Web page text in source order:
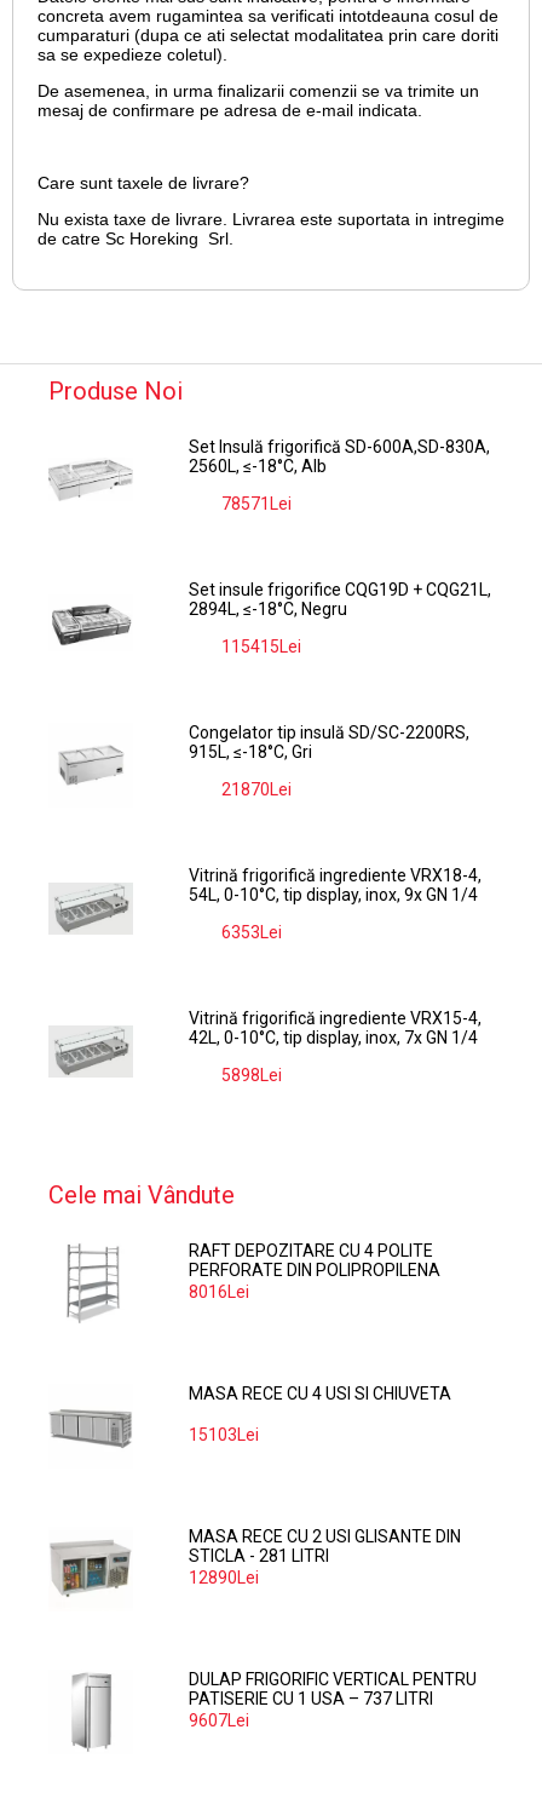
concreta avem rugamintea sa verificati intotdeauna cosul de
cumparaturi (dupa ce ati selectat modalitatea prin care doriti
sa se expedieze coletul).
De asemenea, in urma finalizarii comenzii se va trimite un
mesaj de confirmare pe adresa de e-mail indicata.
Care sunt taxele de livrare?
Nu exista taxe de livrare. Livrarea este suportata in intregime
de catre Sc Horeking Srl.
Produse Noi
Set Insulă frigorifică SD-600A,SD-830A,
2560L, ≤-18°C, Alb
78571Lei
Set insule frigorifice CQG19D + CQG21L,
2894L, ≤-18°C, Negru
115415Lei
Congelator tip insulă SD/SC-2200RS,
915L, ≤-18°C, Gri
21870Lei
Vitrină frigorifică ingrediente VRX18-4,
54L, 0-10°C, tip display, inox, 9x GN 1/4
6353Lei
Vitrină frigorifică ingrediente VRX15-4,
42L, 0-10°C, tip display, inox, 7x GN 1/4
5898Lei
Cele mai Vândute
RAFT DEPOZITARE CU 4 POLITE
PERFORATE DIN POLIPROPILENA
374*60 CM
8016Lei
MASA RECE CU 4 USI SI CHIUVETA
15103Lei
MASA RECE CU 2 USI GLISANTE DIN
STICLA - 281 LITRI
12890Lei
DULAP FRIGORIFIC VERTICAL PENTRU
PATISERIE CU 1 USA – 737 LITRI
9607Lei